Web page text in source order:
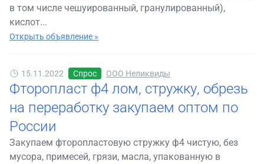
в том числе чешуированный, гранулированный),
кислот...
Открыть объявление »
15.11.2022 Спрос ООО Неликвиды
Фторопласт ф4 лом, стружку, обрезь
на переработку закупаем оптом по
России
Закупаем фторопластовую стружку ф4 чистую, без
мусора, примесей, грязи, масла, упакованную в